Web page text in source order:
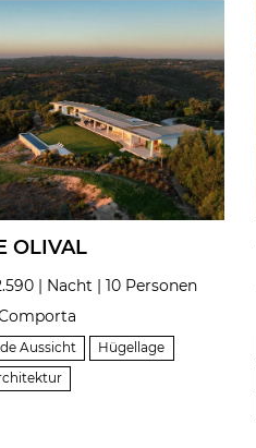
OLIVAL
| Nacht | 10 Personen
Aussicht
Hügellage